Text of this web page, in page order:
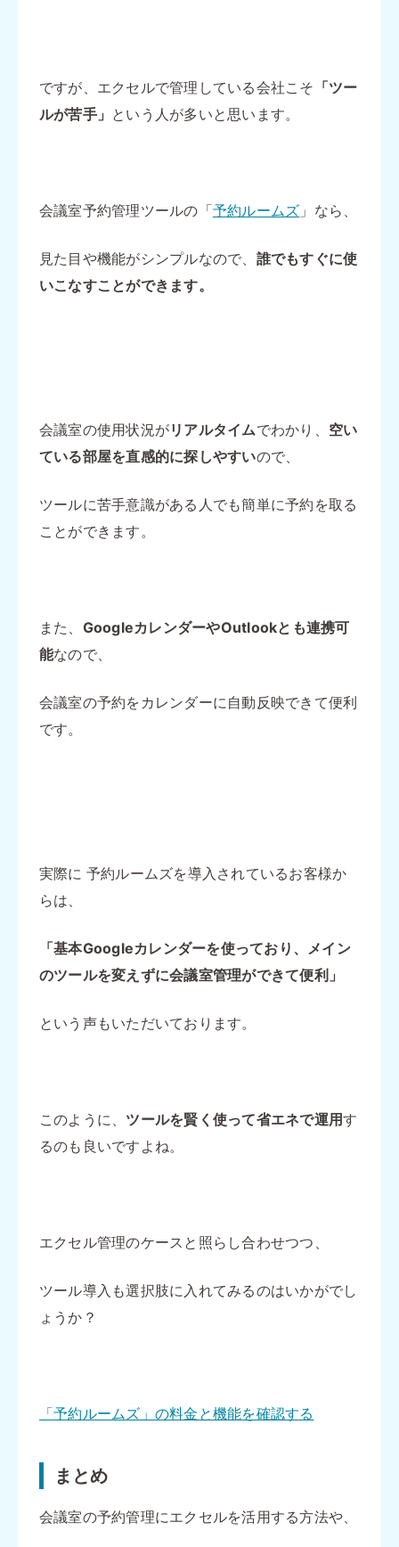
ですが、エクセルで管理している会社こそ 「ツー
ルが苦手」 という人が多いと思います。
会議室予約管理ツールの「予約ルームズ 」なら、
見た目や機能がシンプルなので、 誰でもすぐに使
いこなすことができます。
会議室の使用状況がリアルタイムでわかり、 空い
ている部屋を直感的に探しやすいので、
ツールに苦手意識がある人でも簡単に予約を取る
ことができます。
また、 GoogleカレンダーやOutlookとも連携可
能なので、
会議室の予約をカレンダーに自動反映できて便利
です。
実際に 予約ルームズを導入されているお客様か
らは、
「基本Googleカレンダーを使っており、メイン
のツールを変えずに会議室管理ができて便利」
という声もいただいております。
このように、 ツールを賢く使って省エネで運用す
るのも良いですよね。
エクセル管理のケースと照らし合わせつつ、
ツール導入も選択肢に入れてみるのはいかがでし
ょうか？
「予約ルームズ」の料金と機能を確認する
まとめ
会議室の予約管理にエクセルを活用する方法や、